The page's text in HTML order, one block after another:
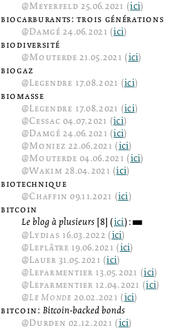
@Meyerfeld 25.06.2021 (ici)
biocarburants: trois générations
@Damgé 24.06.2021 (ici)
biodiversité
@Mouterde 21.05.2021 (ici)
biogaz
@Legendre 17.08.2021 (ici)
biomasse
@Legendre 17.08.2021 (ici)
@Cessac 04.07.2021 (ici)
@Damgé 24.06.2021 (ici)
@Moniez22.06.2021 (ici)
@Mouterde 04.06.2021 (ici)
@Wakim 28.04.2021 (ici)
biotechnique
@Chaffin 09.11.2021 (ici)
bitcoin
Le blog à plusieurs [8] (ici):3
@Lydias 16.03.2022 (ici)
@Leplâtre 19.06.2021 (ici)
@Lauer 31.05.2021 (ici)
@Leparmentier 13.05.2021 (ici)
@Leparmentier 12.04.2021 (ici)
@Le Monde 20.02.2021 (ici)
bitcoin:Bitcoin-backed bonds
@Durden 02.12.2021 (ici)